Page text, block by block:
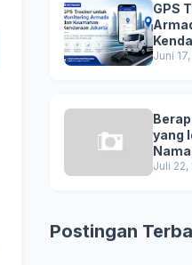
GPS
Juni
yang
Juli 22,
Postingan